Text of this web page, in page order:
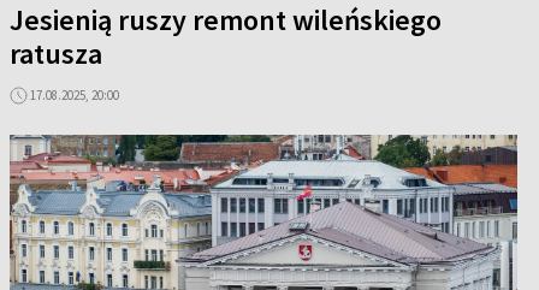
Jesienią ruszy remont wileńskiego
ratusza
17.08.2025, 20:00